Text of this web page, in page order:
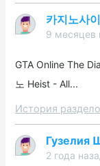
카지노사
9 месяцев
GTA Online The
노 Heist - All...
История
Гузелия
2 года